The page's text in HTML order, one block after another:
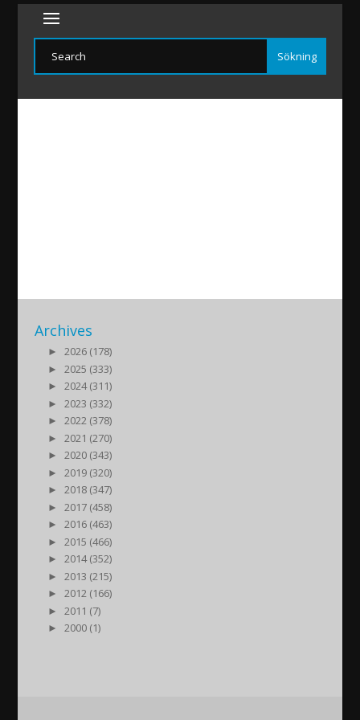
Archives
►
2026 (178)
►
2025 (333)
►
2024 (311)
►
2023 (332)
►
2022 (378)
►
2021 (270)
►
2020 (343)
►
2019 (320)
►
2018 (347)
►
2017 (458)
►
2016 (463)
►
2015 (466)
►
2014 (352)
►
2013 (215)
►
2012 (166)
►
2011 (7)
►
2000 (1)